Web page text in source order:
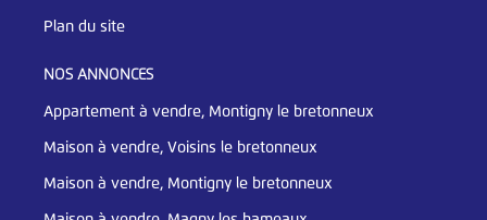
Plan du site
NOS ANNONCES
Appartement à vendre, Montigny le bretonneux
Maison à vendre, Voisins le bretonneux
Maison à vendre, Montigny le bretonneux